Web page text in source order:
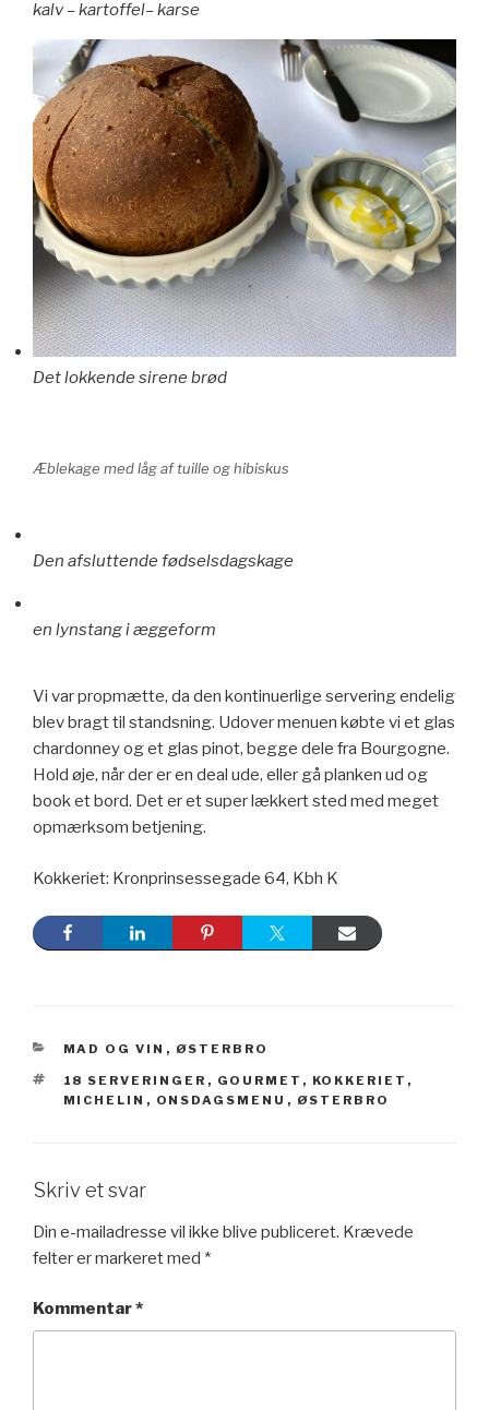
kalv – kartoffel– karse
Det lokkende sirene brød
Æblekage med låg af tuille og hibiskus
Den afsluttende fødselsdagskage
en lynstang i æggeform
Vi var propmætte, da den kontinuerlige servering endelig
blev bragt til standsning. Udover menuen købte vi et glas
chardonney og et glas pinot, begge dele fra Bourgogne.
Hold øje, når der er en deal ude, eller gå planken ud og
book et bord. Det er et super lækkert sted med meget
opmærksom betjening.
Kokkeriet: Kronprinsessegade 64, Kbh K
KATEGORIER
MAD OG VIN , ØSTERBRO
TAGS
18 SERVERINGER , GOURMET , KOKKERIET ,
MICHELIN , ONSDAGSMENU , ØSTERBRO
Skriv et svar
Din e-mailadresse vil ikke blive publiceret. Krævede
felter er markeret med *
Kommentar*